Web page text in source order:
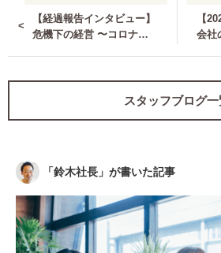
<
【経過報告インタビュー】
危機下の経営 〜コロナシ
【
会社
と〜
スタッフブログ一
「鈴木社長 」が書いた記事